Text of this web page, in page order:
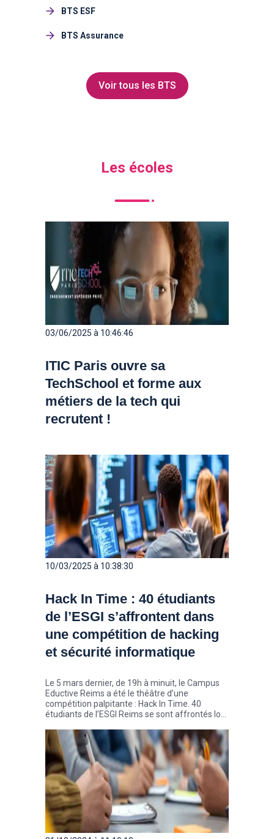
BTS ESF
BTS Assurance
Voir tous les BTS
Les écoles
03/06/2025 à 10:46:46
ITIC Paris ouvre sa
TechSchool et forme aux
métiers de la tech qui
recrutent !
10/03/2025 à 10:38:30
Hack In Time : 40 étudiants
de l’ESGI s’affrontent dans
une compétition de hacking
et sécurité informatique
Le 5 mars dernier, de 19h à minuit, le Campus
Eductive Reims a été le théâtre d’une
compétition palpitante : Hack In Time. 40
étudiants de l’ESGI Reims se sont affrontés lors
à la fois de résoudre des défis et d’améliorer les
compétences des participants en
cybersécurité.